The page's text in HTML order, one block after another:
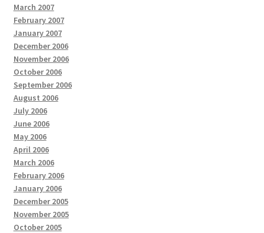
March 2007
February 2007
January 2007
December 2006
November 2006
October 2006
September 2006
August 2006
July 2006
June 2006
May 2006
April 2006
March 2006
February 2006
January 2006
December 2005
November 2005
October 2005